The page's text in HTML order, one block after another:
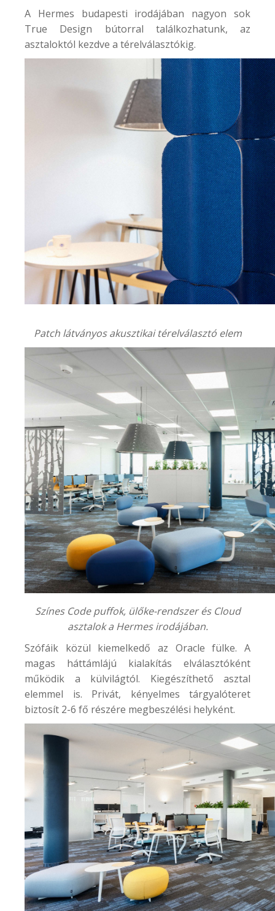
A Hermes budapesti irodájában nagyon sok
True Design bútorral találkozhatunk, az
asztaloktól kezdve a térelválasztókig.
Patch látványos akusztikai térelválasztó elem
Színes Code puffok, ülőke-rendszer és Cloud
asztalok a Hermes irodájában.
Szófáik közül kiemelkedő az Oracle fülke. A
magas háttámlájú kialakítás elválasztóként
működik a külvilágtól. Kiegészíthető asztal
elemmel is. Privát, kényelmes tárgyalóteret
biztosít 2-6 fő részére megbeszélési helyként.